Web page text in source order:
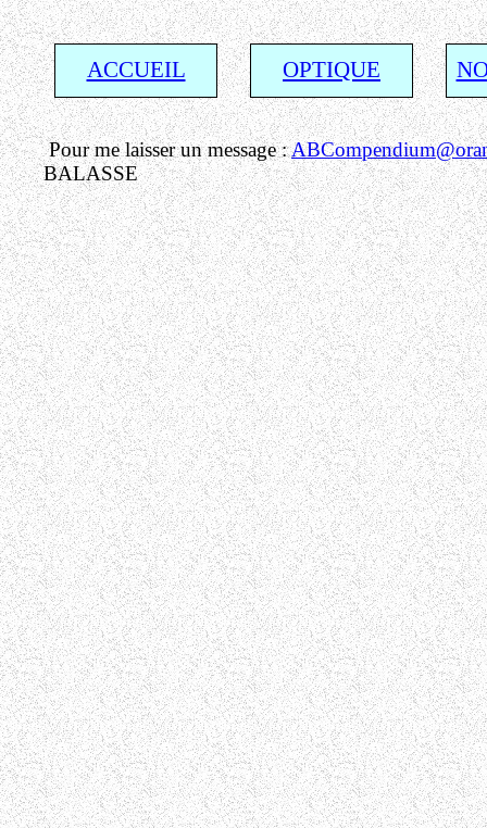
ACCUEIL OPTIQUE
Pour me laisser un message :
BALASSE